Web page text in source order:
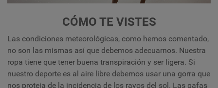
CÓMO TE VISTES
Las condiciones meteorológicas, como hemos comentado,
no son las mismas así que debemos adecuarnos. Nuestra
ropa tiene que tener buena transpiración y ser ligera. Si
nuestro deporte es al aire libre debemos usar una gorra que
nos proteja de la incidencia de los rayos del sol. Las gafas